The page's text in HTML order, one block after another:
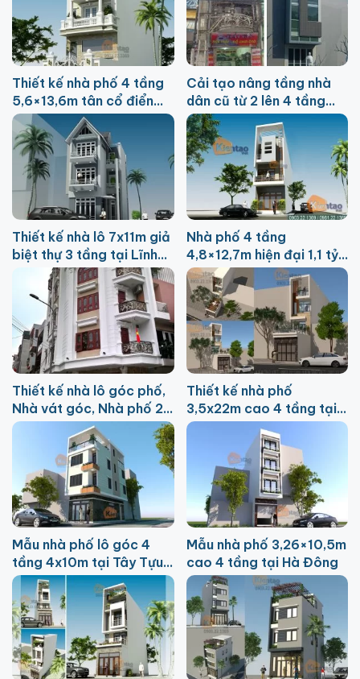
Thiết kế nhà phố 4 tầng
5,6×13,6m tân cổ điển
tại Hà Nam
Cải tạo nâng tầng nhà
dân cũ từ 2 lên 4 tầng
4x15m tại Giải Phóng
Thiết kế nhà lô 7x11m giả
biệt thự 3 tầng tại Lĩnh
Nam HN
Nhà phố 4 tầng
4,8×12,7m hiện đại 1,1 tỷ
tại Từ Liêm
Thiết kế nhà lô góc phố,
Nhà vát góc, Nhà phố 2
mặt tiền
Thiết kế nhà phố
3,5x22m cao 4 tầng tại
Mỹ Đức
Mẫu nhà phố lô góc 4
tầng 4x10m tại Tây Tựu,
Hà Nội
Mẫu nhà phố 3,26×10,5m
cao 4 tầng tại Hà Đông